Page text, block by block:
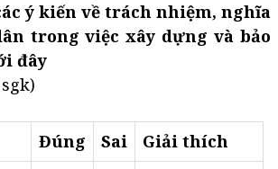
ý kiến về trách nhiệm, nghĩa
trong việc xây dựng và bảo
đây
Đúng Sai
Giải thích